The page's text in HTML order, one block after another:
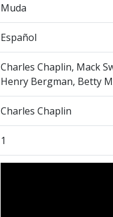
Muda
Español
Charles Chaplin, Mack
Henry Bergman, Betty
Charles Chaplin
1